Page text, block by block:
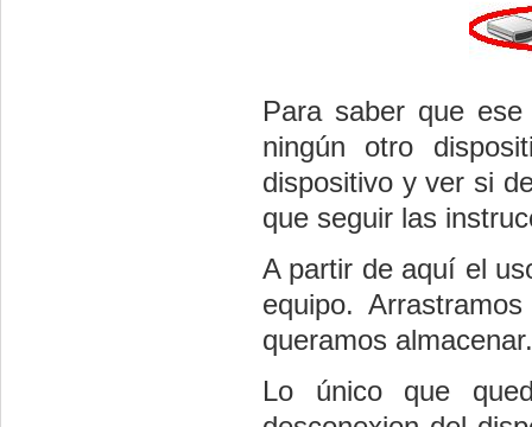
Para saber que
ningún otro
dispositivo y ver si
que seguir las
A partir de aquí el
equipo.
queramos almacenar.
Lo único que